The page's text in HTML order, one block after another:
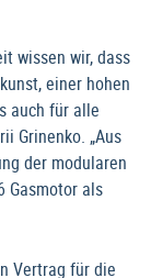
wissen wir, dass
einer hohen
auch für alle
Grinenko. „Aus
der modularen
Gasmotor als
Vertrag für die